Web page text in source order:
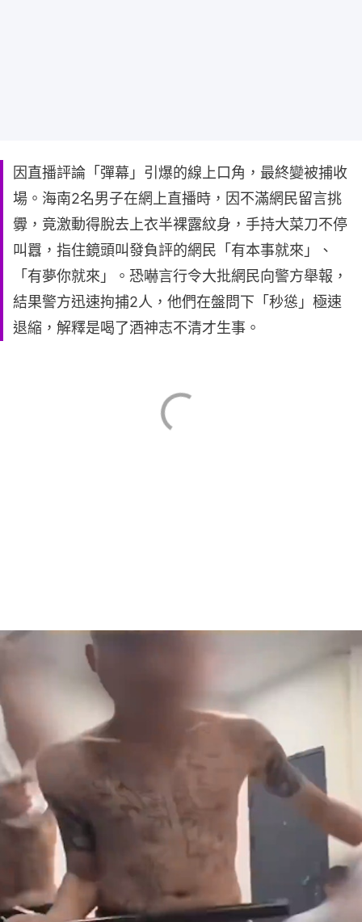
因直播評論「彈幕」引爆的線上口角，最終變被捕收
場。海南2名男子在網上直播時，因不滿網民留言挑
釁，竟激動得脫去上衣半裸露紋身，手持大菜刀不停
叫囂，指住鏡頭叫發負評的網民「有本事就來」、
「有夢你就來」。恐嚇言行令大批網民向警方舉報，
結果警方迅速拘捕2人，他們在盤問下「秒慫」極速
退縮，解釋是喝了酒神志不清才生事。